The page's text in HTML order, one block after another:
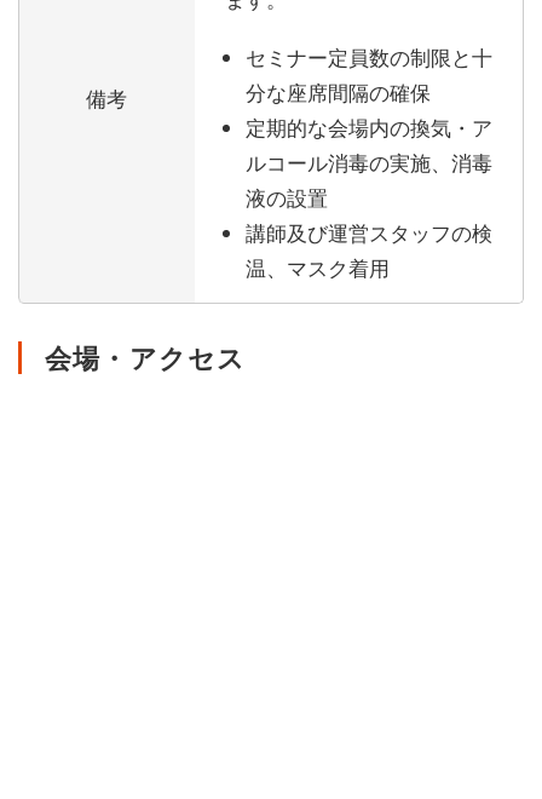
備考
セミナー定員数の制限と十
分な座席間隔の確保
定期的な会場内の換気・ア
ルコール消毒の実施、消毒
液の設置
講師及び運営スタッフの検
温、マスク着用
会場・アクセス